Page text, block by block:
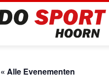
« Alle Evenementen